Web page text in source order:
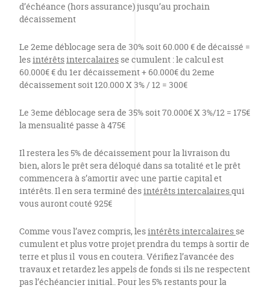
d’échéance (hors assurance) jusqu’au prochain
décaissement
Le 2eme déblocage sera de 30% soit 60.000 € de décaissé =
lesintérêtsintercalaires se cumulent : le calcul est
60.000€ € du 1er décaissement + 60.000€ du 2eme
décaissement soit 120.000 X 3% / 12 = 300€
Le 3eme déblocage sera de 35% soit 70.000€ X 3%/12 = 175€
la mensualité passe à 475€
Il restera les 5% de décaissement pour la livraison du
bien, alors le prêt sera déloqué dans sa totalité et le prêt
commencera à s’amortir avec une partie capital et
intérêts. Il en sera terminé desintérêts intercalairesqui
vous auront couté 925€
Comme vous l’avez compris, lesintérêts intercalaires se
cumulent et plus votre projet prendra du temps à sortir de
terre et plus il vous en coutera. Vérifiez l’avancée des
travaux et retardez les appels de fonds si ils ne respectent
pas l’échéancier initial.. Pour les 5% restants pour la